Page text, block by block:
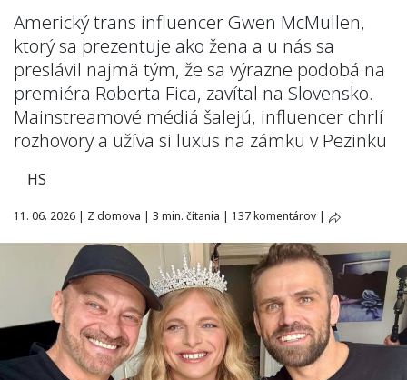
Americký trans influencer Gwen McMullen,
ktorý sa prezentuje ako žena a u nás sa
preslávil najmä tým, že sa výrazne podobá na
premiéra Roberta Fica, zavítal na Slovensko.
Mainstreamové médiá šalejú, influencer chrlí
rozhovory a užíva si luxus na zámku v Pezinku
HS
11. 06. 2026 | Z domova | 3 min. čítania | 137 komentárov |